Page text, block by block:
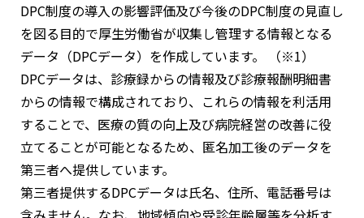
DPC制度の導入の影響評価及び今後のDPC制度の見直し
を図る目的で厚生労働省が収集し管理する情報となる
データ（DPCデータ）を作成しています。 （※1）
DPCデータは、診療録からの情報及び診療報酬明細書
からの情報で構成されており、これらの情報を利活用
することで、医療の質の向上及び病院経営の改善に役
立てることが可能となるため、匿名加工後のデータを
第三者へ提供しています。
第三者提供するDPCデータは氏名、住所、電話番号は